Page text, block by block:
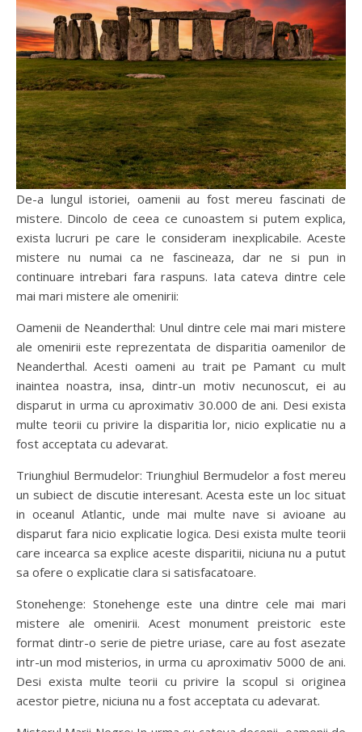
De-a lungul istoriei, oamenii au fost mereu fascinati de
mistere. Dincolo de ceea ce cunoastem si putem explica,
exista lucruri pe care le consideram inexplicabile. Aceste
mistere nu numai ca ne fascineaza, dar ne si pun in
continuare intrebari fara raspuns. Iata cateva dintre cele
mai mari mistere ale omenirii:
Oamenii de Neanderthal: Unul dintre cele mai mari mistere
ale omenirii este reprezentata de disparitia oamenilor de
Neanderthal. Acesti oameni au trait pe Pamant cu mult
inaintea noastra, insa, dintr-un motiv necunoscut, ei au
disparut in urma cu aproximativ 30.000 de ani. Desi exista
multe teorii cu privire la disparitia lor, nicio explicatie nu a
fost acceptata cu adevarat.
Triunghiul Bermudelor: Triunghiul Bermudelor a fost mereu
un subiect de discutie interesant. Acesta este un loc situat
in oceanul Atlantic, unde mai multe nave si avioane au
disparut fara nicio explicatie logica. Desi exista multe teorii
care incearca sa explice aceste disparitii, niciuna nu a putut
sa ofere o explicatie clara si satisfacatoare.
Stonehenge: Stonehenge este una dintre cele mai mari
mistere ale omenirii. Acest monument preistoric este
format dintr-o serie de pietre uriase, care au fost asezate
intr-un mod misterios, in urma cu aproximativ 5000 de ani.
Desi exista multe teorii cu privire la scopul si originea
acestor pietre, niciuna nu a fost acceptata cu adevarat.